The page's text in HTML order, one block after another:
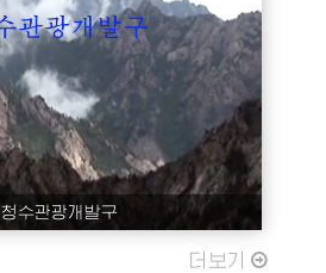
청수관광개발구
더보기